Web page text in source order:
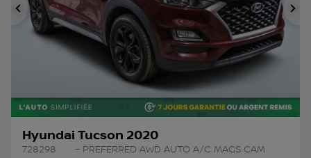
Précédent
Hyundai Tucson 2020
728298
– PREFERRED AWD AUTO A/C MAGS CAM